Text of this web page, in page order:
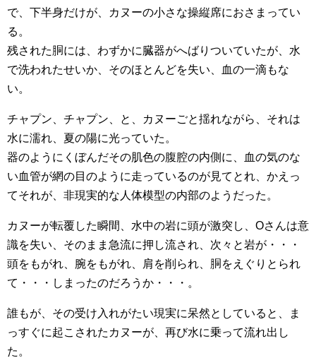
で、下半身だけが、カヌーの小さな操縦席におさまってい
る。
残された胴には、わずかに臓器がへばりついていたが、水
で洗われたせいか、そのほとんどを失い、血の一滴もな
い。
チャプン、チャプン、と、カヌーごと揺れながら、それは
水に濡れ、夏の陽に光っていた。
器のようにくぼんだその肌色の腹腔の内側に、血の気のな
い血管が網の目のように走っているのが見てとれ、かえっ
てそれが、非現実的な人体模型の内部のようだった。
カヌーが転覆した瞬間、水中の岩に頭が激突し、Oさんは意
識を失い、そのまま急流に押し流され、次々と岩が・・・
頭をもがれ、腕をもがれ、肩を削られ、胴をえぐりとられ
て・・・しまったのだろうか・・・。
誰もが、その受け入れがたい現実に呆然としていると、ま
っすぐに起こされたカヌーが、再び水に乗って流れ出し
た。